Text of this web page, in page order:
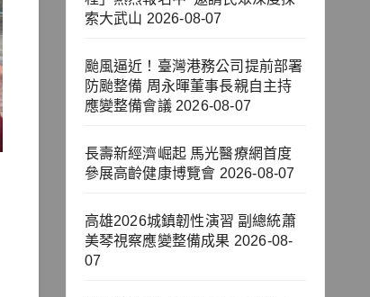
索大武山 2026-08-07
颱風逼近！臺灣港務公司提前部署
防颱整備 周永暉董事長親自主持
應變整備會議 2026-08-07
長壽新經濟崛起 馬光醫療網首度
參展高齡健康博覽會 2026-08-07
高雄2026城鎮韌性演習 副總統蕭
美琴視察應變整備成果 2026-08-
07